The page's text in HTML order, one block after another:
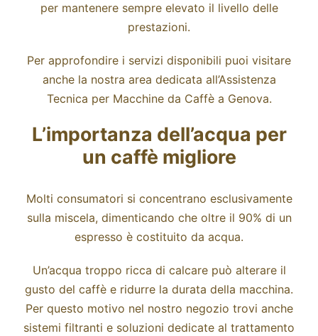
per mantenere sempre elevato il livello delle
prestazioni.
Per approfondire i servizi disponibili puoi visitare
anche la nostra area dedicata all’Assistenza
Tecnica per Macchine da Caffè a Genova.
L’importanza dell’acqua per
un caffè migliore
Molti consumatori si concentrano esclusivamente
sulla miscela, dimenticando che oltre il 90% di un
espresso è costituito da acqua.
Un’acqua troppo ricca di calcare può alterare il
gusto del caffè e ridurre la durata della macchina.
Per questo motivo nel nostro negozio trovi anche
sistemi filtranti e soluzioni dedicate al trattamento